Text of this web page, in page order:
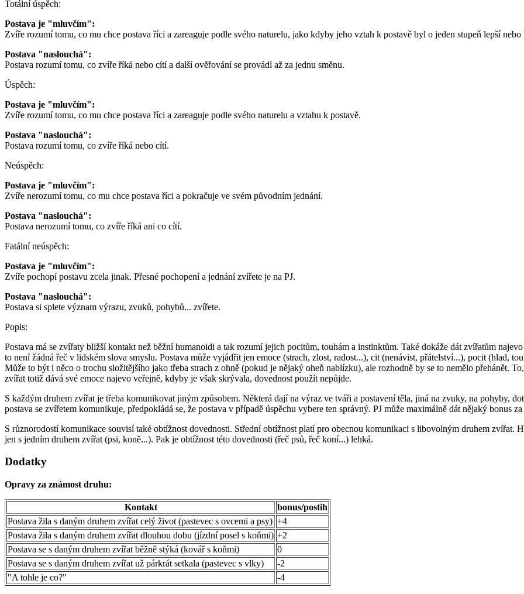
Totální úspěch:
Postava je "mluvčím":
Zvíře rozumí tomu, co mu chce postava říci a zareaguje podle svého naturelu, jako kdyby jeho vztah k postavě byl o jeden stupeň lepší
Postava "naslouchá":
Postava rozumí tomu, co zvíře říká nebo cítí a další ověřování se provádí až za jednu směnu.
Úspěch:
Postava je "mluvčím":
Zvíře rozumí tomu, co mu chce postava říci a zareaguje podle svého naturelu a vztahu k postavě.
Postava "naslouchá":
Postava rozumí tomu, co zvíře říká nebo cítí.
Neúspěch:
Postava je "mluvčím":
Zvíře nerozumí tomu, co mu chce postava říci a pokračuje ve svém původním jednání.
Postava "naslouchá":
Postava nerozumí tomu, co zvíře říká ani co cítí.
Fatální neúspěch:
Postava je "mluvčím":
Zvíře pochopí postavu zcela jinak. Přesné pochopení a jednání zvířete je na PJ.
Postava "naslouchá":
Postava si splete význam výrazu, zvuků, pohybů... zvířete.
Popis:
Postava má se zvířaty bližší kontakt než běžní humanoidi a tak rozumí jejich pocitům, touhám a instinktům. Také dokáže dát zvířatům
to není žádná řeč v lidském slova smyslu. Postava může vyjádřit jen emoce (strach, zlost, radost...), cit (nenávist, přátelství...), pocit
Může to být i něco o trochu složitějšího jako třeba strach z ohně (pokud je nějaký oheň nablízku), ale rozhodně by se to nemělo přehánět.
zvířat totiž dává své emoce najevo veřejně, kdyby je však skrývala, dovednost použít nepůjde.
S každým druhem zvířat je třeba komunikovat jiným způsobem. Některá dají na výraz ve tváři a postavení těla, jiná na zvuky, na pohyby,
postava se zvířetem komunikuje, předpokládá se, že postava v případě úspěchu vybere ten správný. PJ může maximálně dát nějaký bonus
S různorodostí komunikace souvisí také obtížnost dovednosti. Střední obtížnost platí pro obecnou komunikaci s libovolným druhem zvířat.
jen s jedním druhem zvířat (psi, koně...). Pak je obtížnost této dovednosti (řeč psů, řeč koní...) lehká.
Dodatky
Opravy za známost druhu:
Kontakt
bonus/postih
Postava žila s daným druhem zvířat celý život (pastevec s ovcemi a psy) +4
Postava žila s daným druhem zvířat dlouhou dobu (jízdní posel s koňmi) +2
Postava se s daným druhem zvířat běžně stýká (kovář s koňmi)
0
Postava se s daným druhem zvířat už párkrát setkala (pastevec s vlky)
-2
"A tohle je co?"
-4